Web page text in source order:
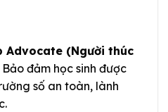
Advocate (Người thúc
đảm học sinh được
số an toàn, lành